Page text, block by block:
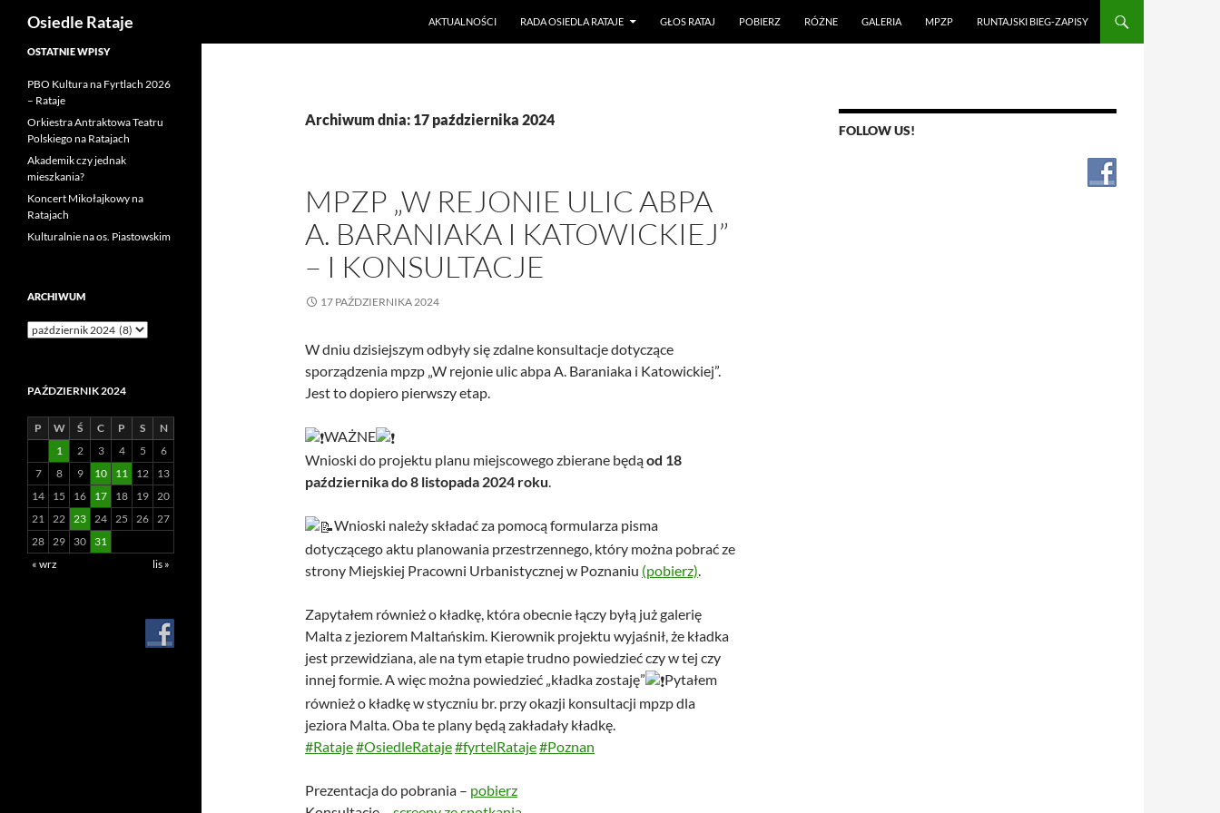
Przejdź
treści
Osiedle Rataje AKTUALNOŚCI RADA OSIEDLA RATAJE GŁOS RATAJ POBIERZ RÓŻNE GALERIA MPZP RUNTAJSKI BIEG-ZAPISY
Archiwum dnia: 17 października 2024
MPZP „W REJONIE ULIC ABPA
A. BARANIAKA I KATOWICKIEJ”
– I KONSULTACJE
17 PAŹDZIERNIKA 2024
W dniu dzisiejszym odbyły się zdalne konsultacje dotyczące
sporządzenia mpzp „W rejonie ulic abpa A. Baraniaka i Katowickiej”.
Jest to dopiero pierwszy etap.
WAŻNE
Wnioski do projektu planu miejscowego zbierane będąod 18
października do 8 listopada 2024 roku.
Wnioski należy składać za pomocą formularza pisma
dotyczącego aktu planowania przestrzennego, który można pobrać ze
strony Miejskiej Pracowni Urbanistycznej w Poznaniu (pobierz).
Zapytałem również o kładkę, która obecnie łączy byłą już galerię
Malta z jeziorem Maltańskim. Kierownik projektu wyjaśnił, że kładka
jest przewidziana, ale na tym etapie trudno powiedzieć czy w tej czy
innej formie. A więc można powiedzieć „kładka zostaję”
Pytałem
również o kładkę w styczniu br. przy okazji konsultacji mpzp dla
jeziora Malta. Oba te plany będą zakładały kładkę.
#Rataje#OsiedleRataje#fyrtelRataje#Poznan
Prezentacja do pobrania – pobierz
FOLLOW US!
OSTATNIE WPISY
PBO Kultura na Fyrtlach 2026
– Rataje
Orkiestra Antraktowa Teatru
Polskiego na Ratajach
Akademik czy jednak
mieszkania?
Koncert Mikołajkowy na
Ratajach
Kulturalnie na os. Piastowskim
ARCHIWUM
Archiwum
PAŹDZIERNIK 2024
P W Ś C P S
N
1
2 3 4 5
6
7
8 9 10 11 12
13
14
15 16 17 18 19 20
21 22 23 24 25 26 27
28 29 30
31
« wrz
lis »